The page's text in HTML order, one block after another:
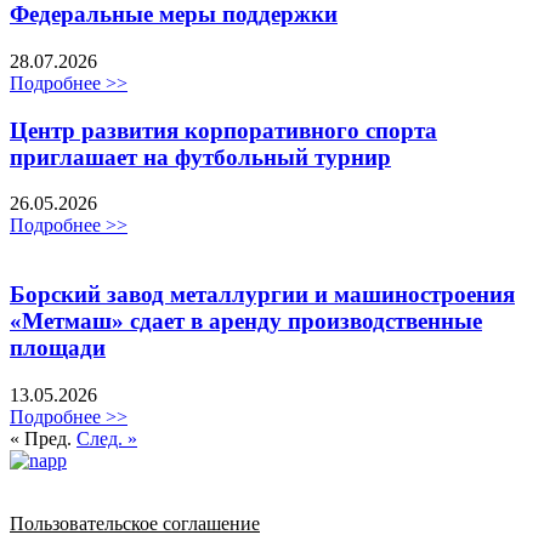
Федеральные меры поддержки
28.07.2026
Подробнее >>
Центр развития корпоративного спорта
приглашает на футбольный турнир
26.05.2026
Подробнее >>
Борский завод металлургии и машиностроения
«Метмаш» сдает в аренду производственные
площади
13.05.2026
Подробнее >>
« Пред. След. »
Пользовательское соглашение